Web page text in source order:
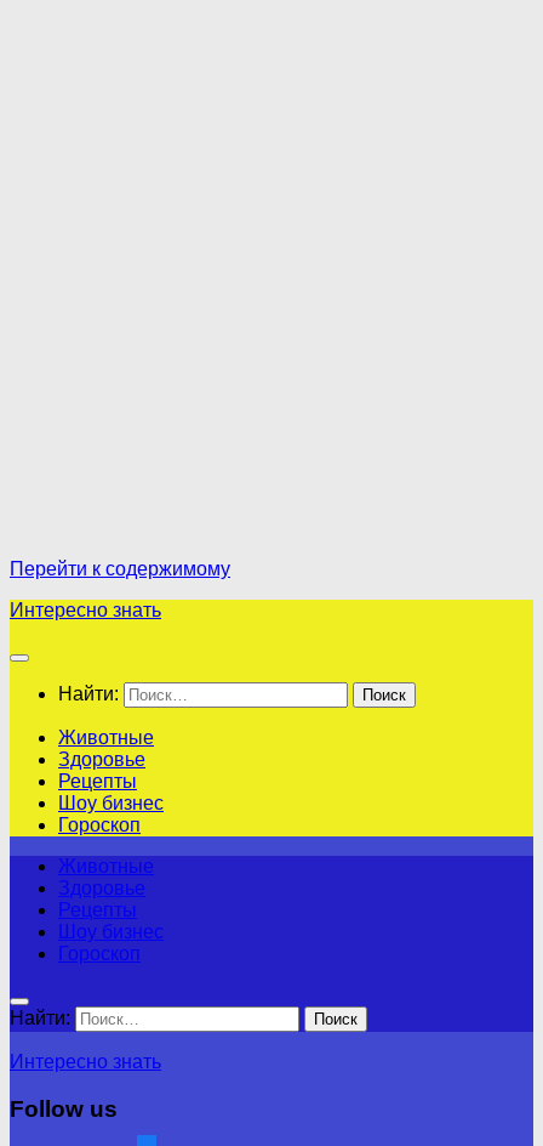
Перейти к содержимому
Интересно знать
Найти:
Животные
Здоровье
Рецепты
Шоу бизнес
Гороскоп
Животные
Здоровье
Рецепты
Шоу бизнес
Гороскоп
Найти:
Интересно знать
Follow us